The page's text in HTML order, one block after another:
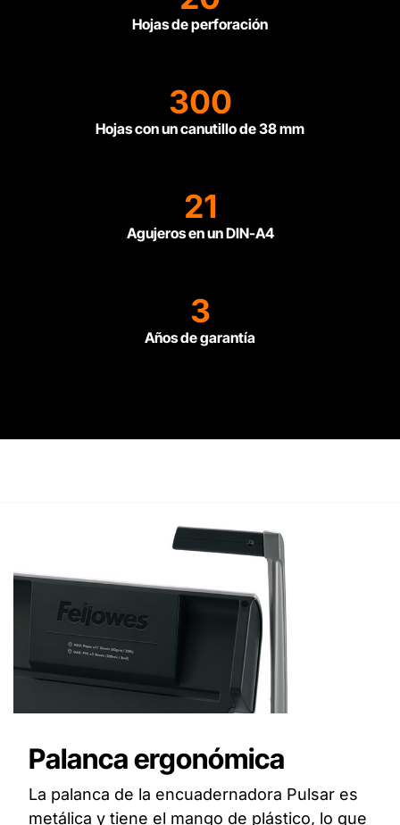
Hojas de perforación
300
Hojas con un canutillo de 38 mm
21
Agujeros en un DIN-A4
3
Años de garantía
Palanca ergonómica
La palanca de la encuadernadora Pulsar es
metálica y tiene el mango de plástico, lo que